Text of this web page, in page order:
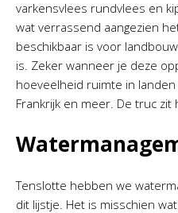
varkensvlees rundvlees en
wat verrassend aangezien
beschikbaar is voor
is. Zeker wanneer je deze
hoeveelheid ruimte in
Frankrijk en meer. De truc zit
Tenslotte hebben we
dit lijstje. Het is misschien